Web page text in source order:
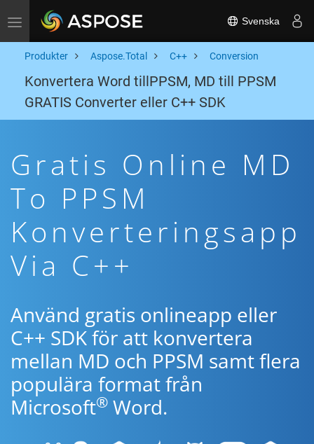
Toggle navigation Svenska
Produkter Aspose.Total C++ Conversion
Konvertera Word tillPPSM, MD till PPSM
GRATIS Converter eller C++ SDK
Gratis Online MD
To PPSM
Konverteringsapp
Via C++
Använd gratis onlineapp eller
C++ SDK för att konvertera
mellan MD och PPSM samt flera
populära format från
Microsoft® Word.